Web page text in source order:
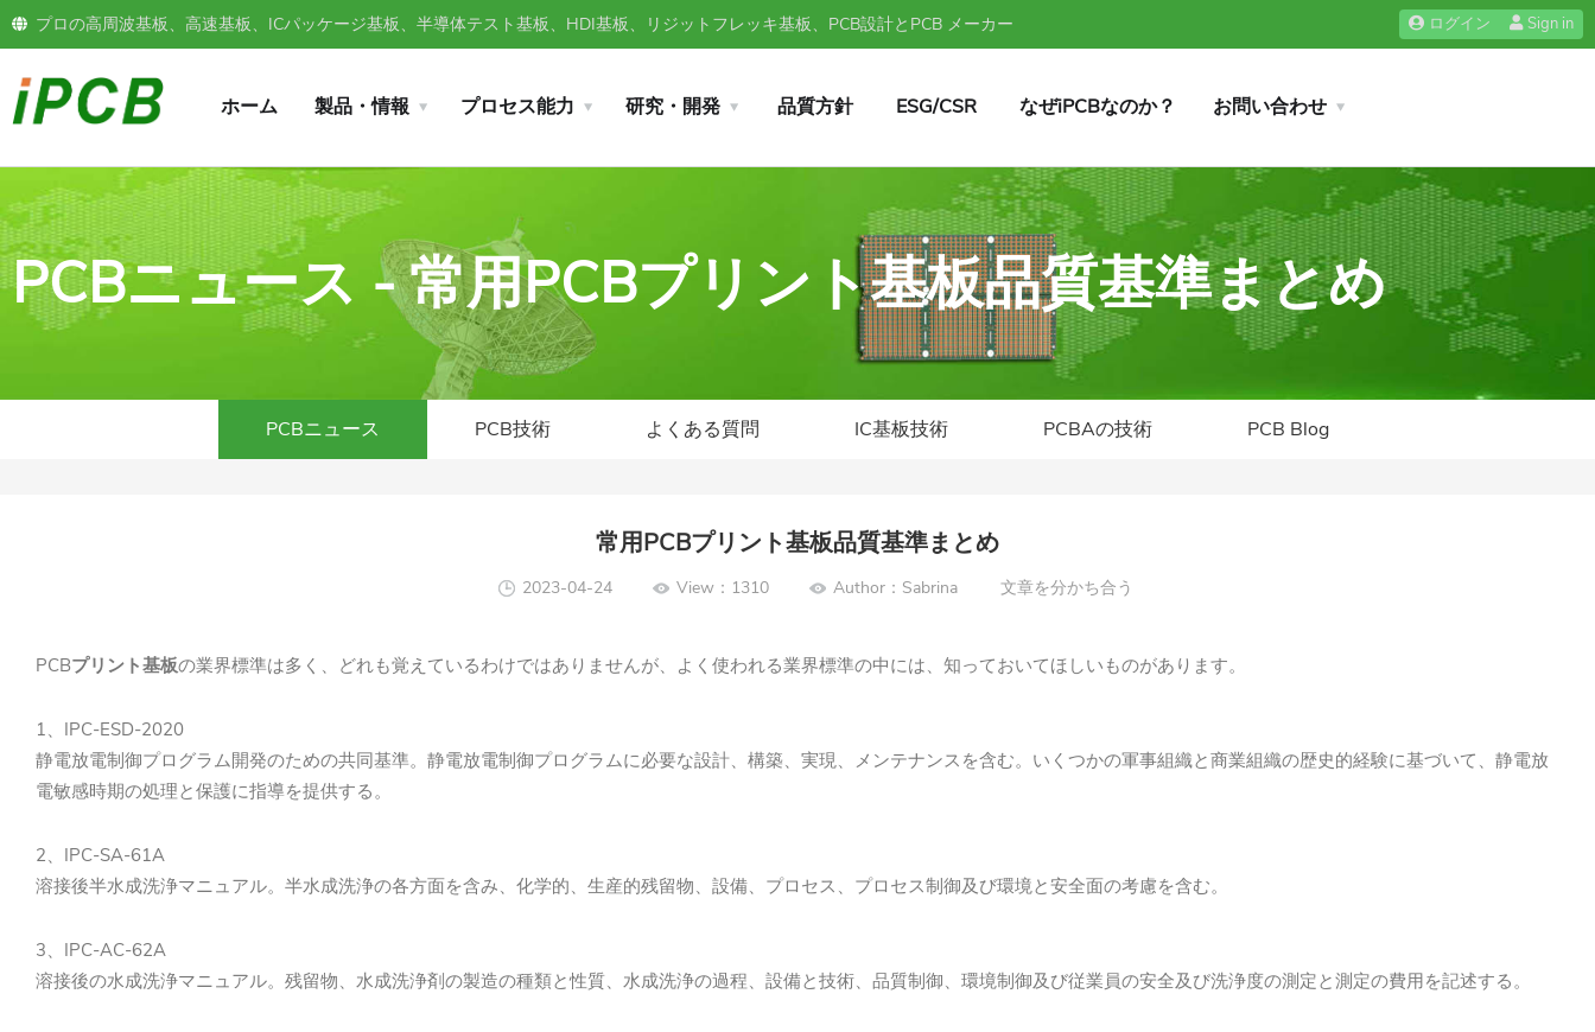
プロの高周波基板、高速基板、ICパッケージ基板、半導体テスト基板、HDI基板、リジットフレッキ基板、PCB設計とPCB メーカー ログイン Sign in
ホーム 製品・情報 プロセス能力 研究・開発 品質方針 ESG/CSR なぜiPCBなのか？ お問い合わせ
PCBニュース - 常用PCBプリント基板品質基準まとめ
PCBニュース PCB技術 よくある質問 IC基板技術 PCBAの技術 PCB Blog
常用PCBプリント基板品質基準まとめ
2023-04-24 View：1310 Author：Sabrina 文章を分かち合う
PCBプリント基板の業界標準は多く、どれも覚えているわけではありませんが、よく使われる業界標準の中には、知っておいてほしいものがあります。
1、IPC-ESD-2020
静電放電制御プログラム開発のための共同基準。静電放電制御プログラムに必要な設計、構築、実現、メンテナンスを含む。いくつかの軍事組織と商業組織の歴史的経験に基づいて、静電放
電敏感時期の処理と保護に指導を提供する。
2、IPC-SA-61A
溶接後半水成洗浄マニュアル。半水成洗浄の各方面を含み、化学的、生産的残留物、設備、プロセス、プロセス制御及び環境と安全面の考慮を含む。
3、IPC-AC-62A
溶接後の水成洗浄マニュアル。残留物、水成洗浄剤の製造の種類と性質、水成洗浄の過程、設備と技術、品質制御、環境制御及び従業員の安全及び洗浄度の測定と測定の費用を記述する。